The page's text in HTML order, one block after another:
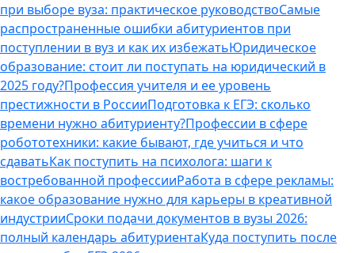
при выборе вуза: практическое руководствоСамые
распространенные ошибки абитуриентов при
поступлении в вуз и как их избежатьЮридическое
образование: стоит ли поступать на юридический в
2025 году?Профессия учителя и ее уровень
престижности в РоссииПодготовка к ЕГЭ: сколько
времени нужно абитуриенту?Профессии в сфере
робототехники: какие бывают, где учиться и что
сдаватьКак поступить на психолога: шаги к
востребованной профессииРабота в сфере рекламы:
какое образование нужно для карьеры в креативной
индустрииСроки подачи документов в вузы 2026:
полный календарь абитуриентаКуда поступить после